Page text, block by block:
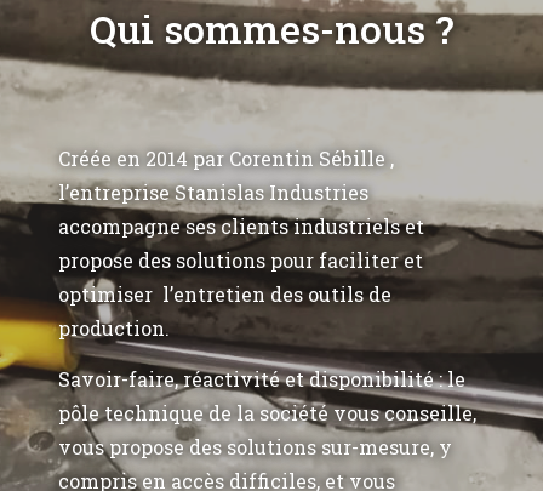
Qui sommes-nous ?
Créée en 2014 par Corentin Sébille ,
l’entreprise Stanislas Industries
accompagne ses clients industriels et
propose des solutions pour faciliter et
optimiser l’entretien des outils de
production.
Savoir-faire, réactivité et disponibilité : le
pôle technique de la société vous conseille,
vous propose des solutions sur-mesure, y
compris en accès difficiles, et vous